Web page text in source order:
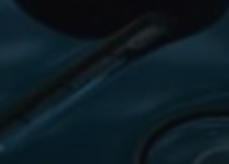
📲
Join gamers worldwide and get real-time alerts